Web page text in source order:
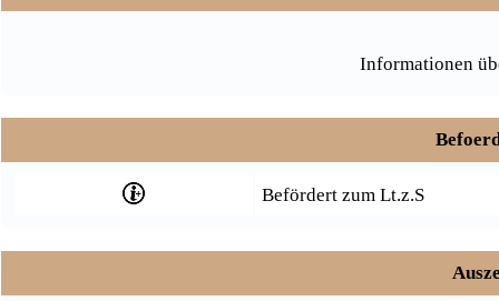
Informationen
Befördert zum Lt.z.S